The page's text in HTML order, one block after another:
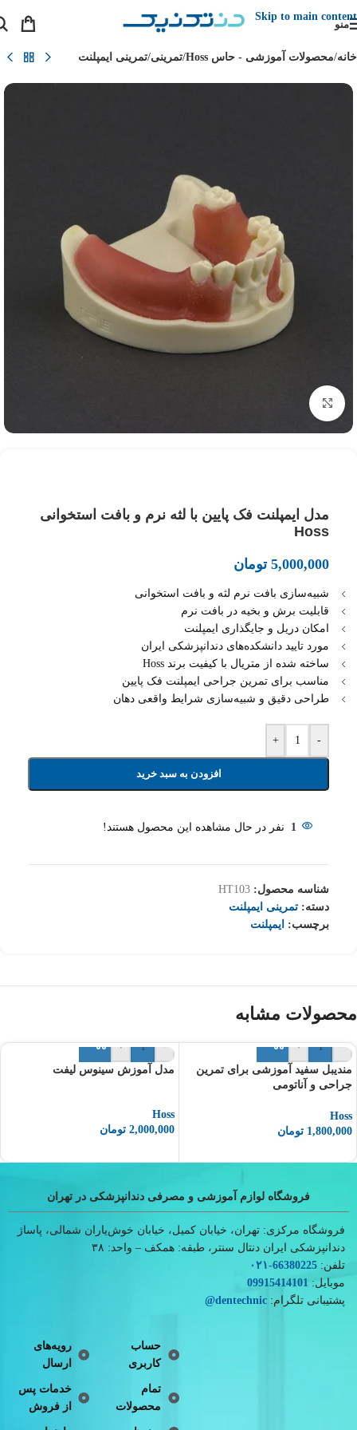
Skip to main content
منو
خانه/محصولات آموزشی - حاس Hoss /تمرینی/تمرینی ایمپلنت
بزرگنمایی تصویر
مدل ایمپلنت فک پایین با لثه نرم و بافت استخوانی
Hoss
5,000,000 تومان
شبیه‌سازی بافت نرم لثه و بافت استخوانی
قابلیت برش و بخیه در بافت نرم
امکان دریل و جایگذاری ایمپلنت
مورد تایید دانشکده‌های دندانپزشکی ایران
ساخته شده از متریال با کیفیت برند Hoss
مناسب برای تمرین جراحی ایمپلنت فک پایین
طراحی دقیق و شبیه‌سازی شرایط واقعی دهان
-
+
افزودن به سبد خرید
1 نفر در حال مشاهده این محصول هستند!
شناسه محصول: HT103
دسته: تمرینی ایمپلنت
برچسب: ایمپلنت
محصولات مشابه
-
+
مندیبل سفید آموزشی برای تمرین
جراحی و آناتومی
Hoss
1,800,000 تومان
-
+
مدل آموزش سینوس لیفت
Hoss
2,000,000 تومان
فروشگاه لوازم آموزشی و مصرفی دندانپزشکی در تهران
فروشگاه مرکزی: تهران، خیابان کمیل، خیابان خوش‌یاران شمالی، پاساژ
دندانپزشکی ایران دنتال سنتر، طبقه: همکف – واحد: ۳۸
تلفن: 66380225-۰۲۱
موبایل: 09915414101
پشتیبانی تلگرام: dentechnic
@
حساب
کاربری
تمام
محصولات
رویه‌های
ارسال
خدمات پس
از فروش